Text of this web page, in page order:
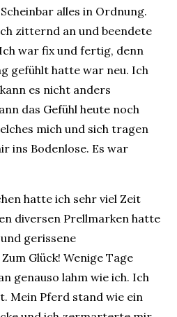
alles in Ordnung.
zitternd an und beendete
war fix und fertig, denn
gefühlt hatte war neu. Ich
es nicht anders
das Gefühl heute noch
mich und sich tragen
ins Bodenlose. Es war
hatte ich sehr viel Zeit
diversen Prellmarken hatte
gerissene
Glück! Wenige Tage
genauso lahm wie ich. Ich
Mein Pferd stand wie ein